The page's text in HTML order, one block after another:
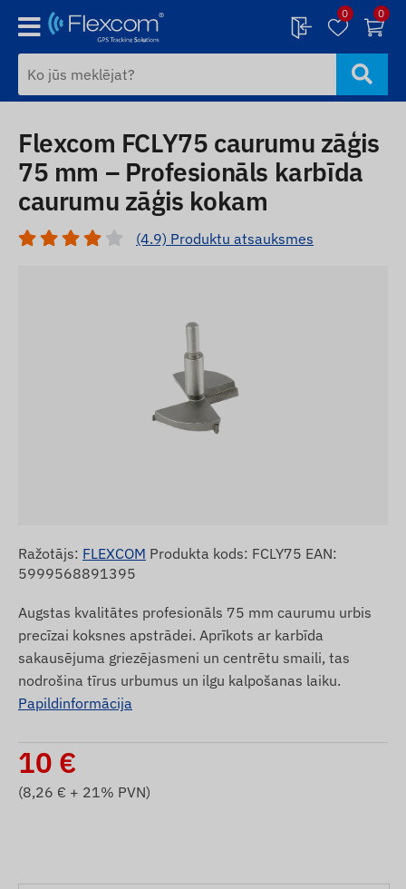
0 0
Flexcom FCLY75 caurumu zāģis
75 mm – Profesionāls karbīda
caurumu zāģis kokam
(4.9) Produktu atsauksmes
Ražotājs: FLEXCOM Produkta kods: FCLY75 EAN:
5999568891395
Augstas kvalitātes profesionāls 75 mm caurumu urbis
precīzai koksnes apstrādei. Aprīkots ar karbīda
sakausējuma griezējasmeni un centrētu smaili, tas
nodrošina tīrus urbumus un ilgu kalpošanas laiku.
Papildinformācija
10 €
(8,26 € + 21% PVN)